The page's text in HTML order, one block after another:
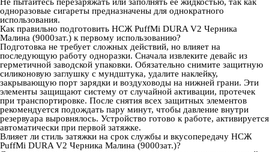
одноразовые сигареты предназначены для однократного
использования.
Как правильно подготовить НСЖ PuffMi DURA V2 Черника
Малина (9000зат.) к первому использованию?
Подготовка не требует сложных действий, но влияет на
последующую работу одноразки. Сначала извлеките девайс из
герметичной заводской упаковки. Обязательно снимите защитную
силиконовую заглушку с мундштука, удалите наклейку,
закрывающую порт зарядки и воздуховоды на нижней грани. Эти
элементы защищают систему от случайной активации, протечек
при транспортировке. После снятия всех защитных элементов
рекомендуется подождать пару минут, чтобы давление внутри
резервуара выровнялось. Устройство готово к работе, активируется
автоматически при первой затяжке.
Влияет ли стиль затяжки на срок службы и вкусопередачу НСЖ
PuffMi DURA V2 Черника Малина (9000зат.)?